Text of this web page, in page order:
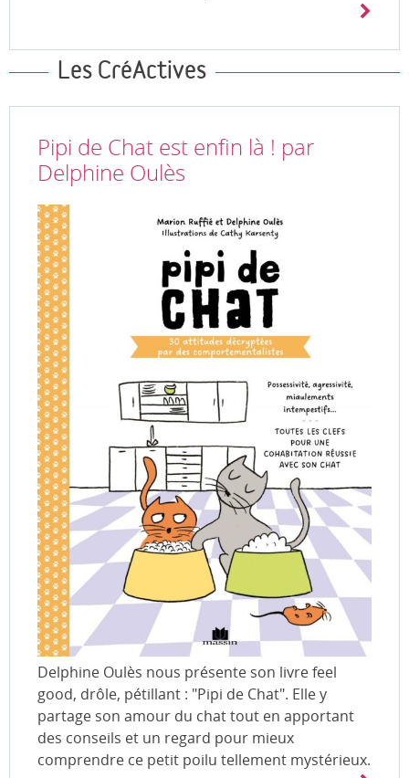
Les CréActives
Pipi de Chat est enfin là ! par
Delphine Oulès
Delphine Oulès nous présente son livre feel
good, drôle, pétillant : "Pipi de Chat". Elle y
partage son amour du chat tout en apportant
des conseils et un regard pour mieux
comprendre ce petit poilu tellement mystérieux.